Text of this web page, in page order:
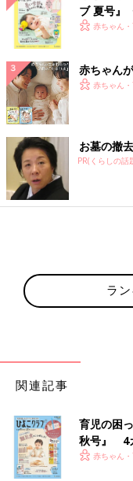
ブ 夏号』
く！ おっ
赤ちゃん
赤ちゃん
赤ちゃん
お墓の撤
PR(くらしの話
ラ
関連記事
育児の困
秋号』 4
いっぱい！
赤ちゃん